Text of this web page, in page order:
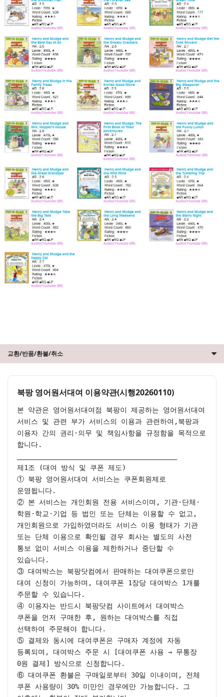
교환/반품/환불/취소
북팡 영어원서대여 이용약관(시행20260110)
본 약관은 영어원서대여점 북팡이 제공하는 영어원서대여
서비스 및 관련 부가 서비스의 이용과 관련하여,북팡과
이용자 간의 권리·의무 및 책임사항을 규정함을 목적으로
합니다.
제1조 (대여 방식 및 쿠폰 제도)
① 북팡 영어원서대여 서비스는 쿠폰회원제로
운영됩니다.
② 본 서비스는 개인회원 전용 서비스이며, 기관·단체·
학원·학교·기업 등 법인 또는 단체는 이용할 수 없고,
개인회원으로 가입하였더라도 서비스 이용 형태가 기관
또는 단체 이용으로 확인될 경우 회사는 별도의 사전
통보 없이 서비스 이용을 제한하거나 중단할 수
있습니다.
③ 대여박스는 북팡닷컴에서 판매하는 대여쿠폰으로만
대여 신청이 가능하며, 대여쿠폰 1장당 대여박스 1개를
주문할 수 있습니다.
④ 이용자는 반드시 북팡닷컴 사이트에서 대여박스
쿠폰을 먼저 구매한 후, 원하는 대여박스를 직접
선택하여 주문해야 합니다.
⑤ 결제와 동시에 대여쿠폰은 구매자 계정에 자동
등록되며, 대여박스 주문 시 [대여쿠폰 사용 → 무통장
0원 결제] 방식으로 신청합니다.
⑥ 대여쿠폰 환불은 구매일로부터 30일 이내이며, 전체
쿠폰 사용량이 30% 미만인 경우에만 가능합니다. 그